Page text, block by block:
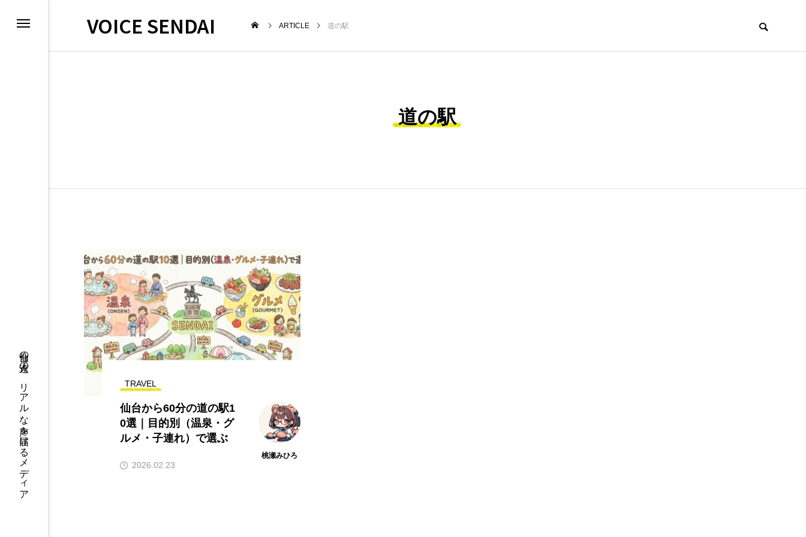
仙台の人達の、リアルな声を届けるメディア
VOICE SENDAI ARTICLE 道の駅
道の駅
TRAVEL
仙台から60分の道の駅1
0選｜目的別（温泉・グ
ルメ・子連れ）で選ぶ
桃瀬みひろ
2026.02.23